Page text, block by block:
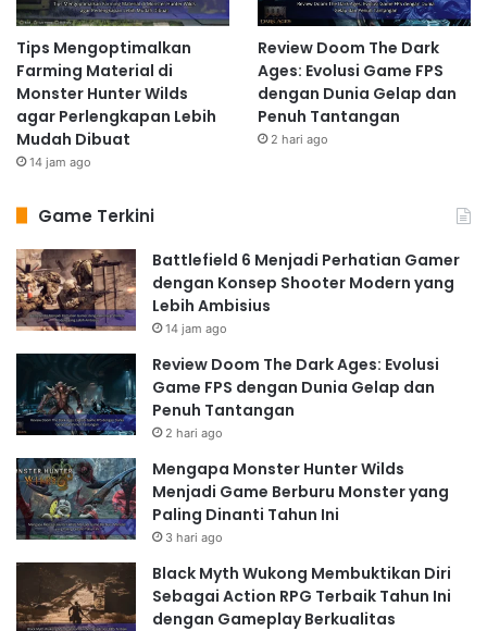
Tips Mengoptimalkan
Farming Material di
Monster Hunter Wilds
agar Perlengkapan Lebih
Mudah Dibuat
14 jam ago
Review Doom The Dark
Ages: Evolusi Game FPS
dengan Dunia Gelap dan
Penuh Tantangan
2 hari ago
Game Terkini
Battlefield 6 Menjadi Perhatian Gamer
dengan Konsep Shooter Modern yang
Lebih Ambisius
14 jam ago
Review Doom The Dark Ages: Evolusi
Game FPS dengan Dunia Gelap dan
Penuh Tantangan
2 hari ago
Mengapa Monster Hunter Wilds
Menjadi Game Berburu Monster yang
Paling Dinanti Tahun Ini
3 hari ago
Black Myth Wukong Membuktikan Diri
Sebagai Action RPG Terbaik Tahun Ini
dengan Gameplay Berkualitas